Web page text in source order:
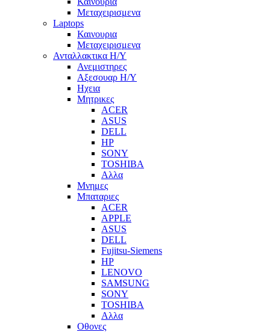
Μεταχειρισμενα
Laptops
Καινουρια
Μεταχειρισμενα
Ανταλλακτικα H/Y
Ανεμιστηρες
Αξεσουαρ Η/Υ
Ηχεια
Μητρικες
ACER
ASUS
DELL
HP
SONY
TOSHIBA
Αλλα
Μνημες
Μπαταριες
ACER
APPLE
ASUS
DELL
Fujitsu-Siemens
HP
LENOVO
SAMSUNG
SONY
TOSHIBA
Αλλα
Οθονες